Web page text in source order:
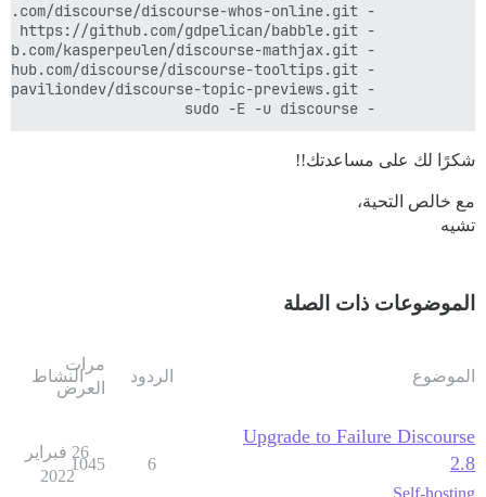
          - sudo -E -u discourse
شكرًا لك على مساعدتك!!
مع خالص التحية،
تشيه
الموضوعات ذات الصلة
الموضوع الردود
مرات
العرض
النشاط
Upgrade to Failure Discourse
2.8
Self-hosting
6
1045
26 فبراير
2022